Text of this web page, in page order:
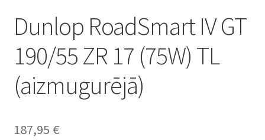
Dunlop RoadSmart IV GT
190/55 ZR 17 (75W) TL
(aizmugurējā)
187,95 €